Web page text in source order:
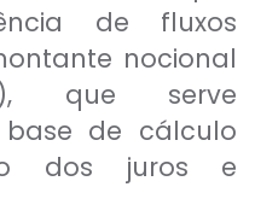
de fluxos
nocional
), que serve
de cálculo
dos juros e